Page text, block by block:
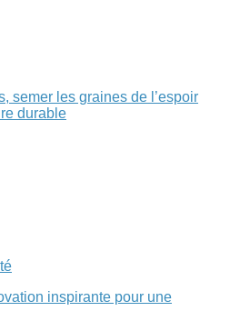
semer les graines de l’espoir
durable
inspirante pour une